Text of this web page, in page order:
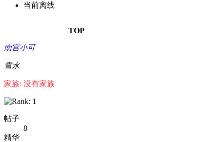
当前离线
TOP
南宫小可
雪水
家族: 没有家族
帖子
8
精华